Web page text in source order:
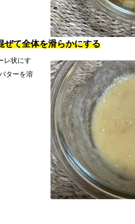
ぜて全体を滑らかにする
レ状にす
ターを溶